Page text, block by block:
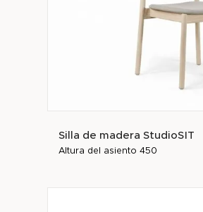
Silla de madera StudioSIT
Altura del asiento 450